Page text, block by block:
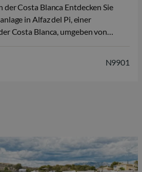
der Costa Blanca Entdecken Sie
in Alfaz del Pi, einer
Costa Blanca, umgeben von
und modernen
N9901